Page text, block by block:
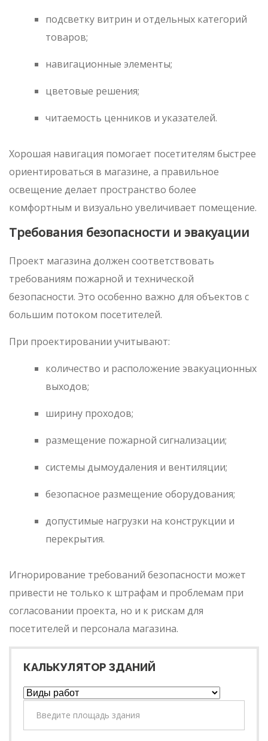
подсветку витрин и отдельных категорий
товаров;
навигационные элементы;
цветовые решения;
читаемость ценников и указателей.
Хорошая навигация помогает посетителям быстрее
ориентироваться в магазине, а правильное
освещение делает пространство более
комфортным и визуально увеличивает помещение.
Требования безопасности и эвакуации
Проект магазина должен соответствовать
требованиям пожарной и технической
безопасности. Это особенно важно для объектов с
большим потоком посетителей.
При проектировании учитывают:
количество и расположение эвакуационных
выходов;
ширину проходов;
размещение пожарной сигнализации;
системы дымоудаления и вентиляции;
безопасное размещение оборудования;
допустимые нагрузки на конструкции и
перекрытия.
Игнорирование требований безопасности может
привести не только к штрафам и проблемам при
согласовании проекта, но и к рискам для
посетителей и персонала магазина.
КАЛЬКУЛЯТОР ЗДАНИЙ